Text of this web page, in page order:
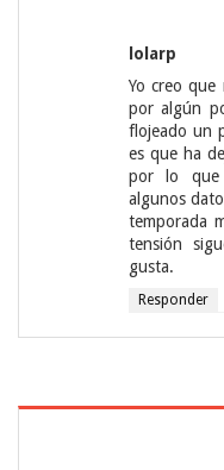
lolarp
Yo creo que
por algún
flojeado un
es que ha
por lo que
algunos
temporada
tensión
gusta.
Responder